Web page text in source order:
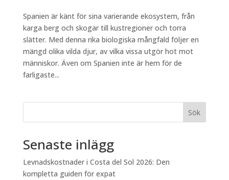
Spanien är känt för sina varierande ekosystem, från
karga berg och skogar till kustregioner och torra
slätter. Med denna rika biologiska mångfald följer en
mängd olika vilda djur, av vilka vissa utgör hot mot
människor. Även om Spanien inte är hem för de
farligaste...
Sök
Senaste inlägg
Levnadskostnader i Costa del Sol 2026: Den
kompletta guiden för expat